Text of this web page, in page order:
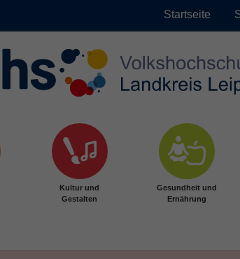
Startseite
Kultur und
Gestalten
Gesundheit und
Ernährung